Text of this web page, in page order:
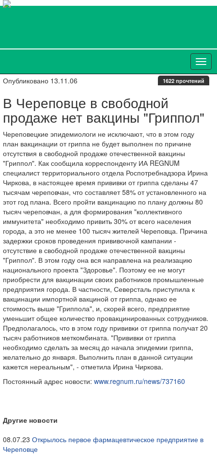
Опубликовано 13.11.06 1622 прочтений
В Череповце в свободной
продаже нет вакцины "Гриппол"
Череповецкие эпидемиологи не исключают, что в этом году
план вакцинации от гриппа не будет выполнен по причине
отсутствия в свободной продаже отечественной вакцины
"Гриппол". Как сообщила корреспонденту ИА REGNUM
специалист территориального отдела Роспотребнадзора Ирина
Чиркова, в настоящее время прививки от гриппа сделаны 47
тысячам череповчан, что составляет 58% от установленного на
этот год плана. Всего пройти вакцинацию по плану должны 80
тысяч череповчан, а для формирования "коллективного
иммунитета" необходимо привить 30% от всего населения
города, а это не менее 100 тысяч жителей Череповца. Причина
задержки сроков проведения прививочной кампании -
отсутствие в свободной продаже отечественной вакцины
"Гриппол". В этом году она вся направлена на реализацию
национального проекта "Здоровье". Поэтому ее не могут
приобрести для вакцинации своих работников промышленные
предприятия города. В частности, Северсталь приступила к
вакцинации импортной вакциной от гриппа, однако ее
стоимость выше "Гриппола", и, скорей всего, предприятие
уменьшит общее количество провакцинированных сотрудников.
Предполагалось, что в этом году прививки от гриппа получат 20
тысяч работников меткомбината. "Прививки от гриппа
необходимо сделать за месяц до начала эпидемии гриппа,
желательно до января. Выполнить план в данной ситуации
кажется нереальным", - отметила Ирина Чиркова.
Постоянный адрес новости: www.regnum.ru/news/737160
Другие новости
08.07.23 Открылось первое фармацевтическое предприятие в
Череповце